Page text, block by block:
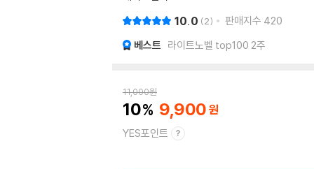
10.0 2 판매지수 420
베스트 라이트노벨 top100 2주
11,000원
10 9,900
YES포인트